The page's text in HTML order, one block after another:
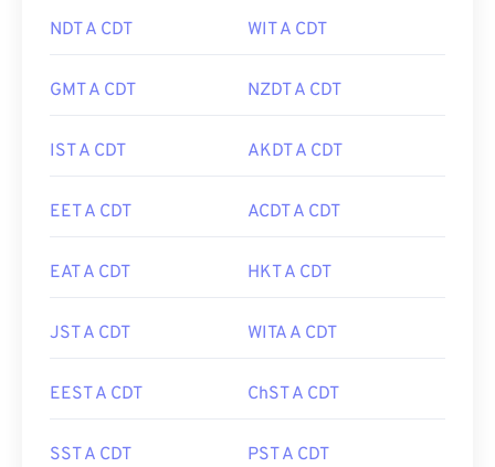
NDT A CDT WIT A CDT
GMT A CDT NZDT A CDT
IST A CDT AKDT A CDT
EET A CDT ACDT A CDT
EAT A CDT HKT A CDT
JST A CDT WITA A CDT
EEST A CDT ChST A CDT
SST A CDT PST A CDT